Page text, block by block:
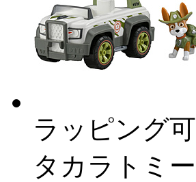
ラッピング可
タカラトミー